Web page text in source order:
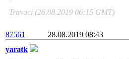
Travaci (26.08.2019 06:15 GMT)
87561
28.08.2019 08:43
yaratk